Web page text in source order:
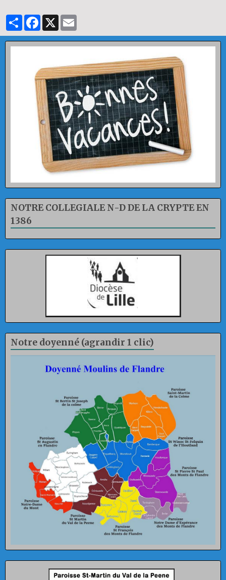
PartagerFacebook
NOTRE COLLEGIALE N-D DE LA CRYPTE EN
1386
Notre doyenné (agrandir 1 clic)